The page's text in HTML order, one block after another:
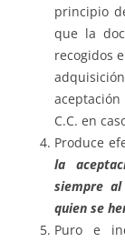
principio
que la
recogidos
adquisición
C.C. en
Produce
la
siempre
quien se
Puro e